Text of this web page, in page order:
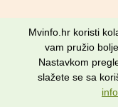
Mvinfo.hr koristi
vam pružio
Nastavkom
slažete se sa